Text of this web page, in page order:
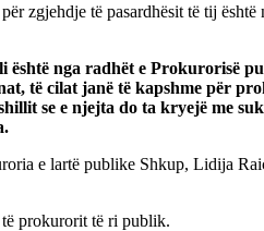
zgjehdje të pasardhësit të tij
nga radhët e Prokurorisë
të cilat janë të kapshme për
se e njejta do ta kryejë me
e lartë publike Shkup, Lidija
prokurorit të ri publik.